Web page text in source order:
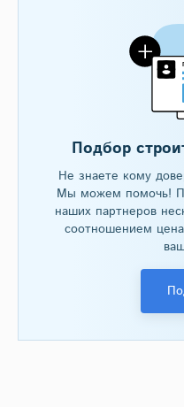
Подбор
Не знаете кому
Мы можем помочь!
наших партнеров
соотношением